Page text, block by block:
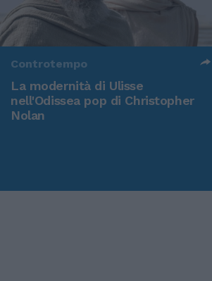
Controtempo
La modernità di Ulisse
nell'Odissea pop di Christopher
Nolan